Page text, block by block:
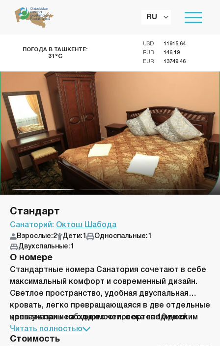
ПОГОДА В ТАШКЕНТЕ:
31°C
USD
11915.64
RUB
146.19
EUR
13749.46
RU
Стандарт
Санаторий: Октош Шабода
Взрослые:2 Дети:1 Односпальные:1
Двухспальные:1
О номере
Стандартные номера Санатория сочетают в себе
максимальный комфорт и современный дизайн.
Светлое пространство, удобная двуспальная
кровать, легко превращающаяся в две отдельные
кровати при необходимости, с ортопедическим
матрасом, мягким диваном, кофейным столиком,
телевизором и ванной комнатой
цены указаны на одного человека на 10 дней
Читать полностью
Стоимость